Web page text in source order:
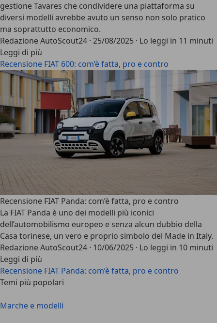
gestione Tavares che condividere una piattaforma su
diversi modelli avrebbe avuto un senso non solo pratico
ma soprattutto economico.
Redazione AutoScout24 · 25/08/2025 · Lo leggi in 11 minuti
Leggi di più
Recensione FIAT 600: com’è fatta, pro e contro
Recensione FIAT Panda: com’è fatta, pro e contro
La FIAT Panda è uno dei modelli più iconici
dell’automobilismo europeo e senza alcun dubbio della
Casa torinese, un vero e proprio simbolo del Made in Italy.
Redazione AutoScout24 · 10/06/2025 · Lo leggi in 10 minuti
Leggi di più
Recensione FIAT Panda: com’è fatta, pro e contro
Temi più popolari
Marche e modelli